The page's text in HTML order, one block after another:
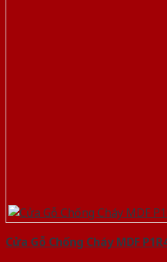
Cửa Gỗ Chống Cháy MDF